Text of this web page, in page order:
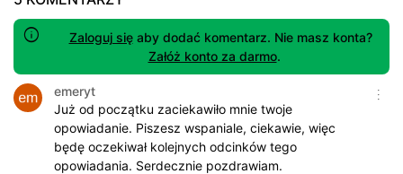
Zaloguj sięaby dodać komentarz. Nie masz konta?
Załóż konto za darmo.
emeryt
Już od początku zaciekawiło mnie twoje
opowiadanie. Piszesz wspaniale, ciekawie, więc
będę oczekiwał kolejnych odcinków tego
opowiadania. Serdecznie pozdrawiam.